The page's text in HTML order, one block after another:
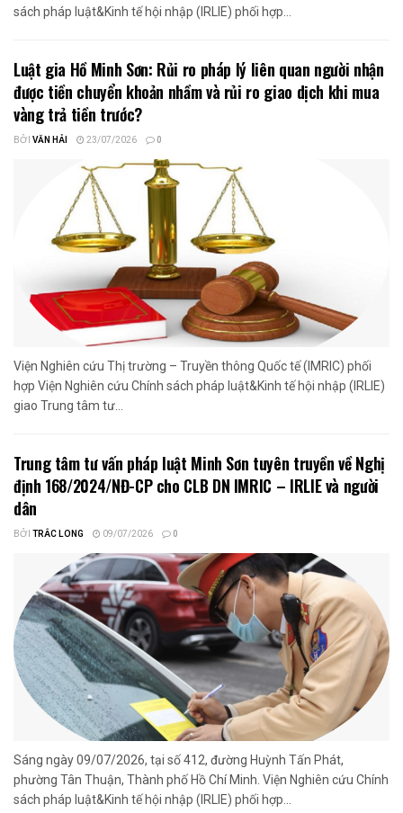
sách pháp luật&Kinh tế hội nhập (IRLIE) phối hợp...
Luật gia Hồ Minh Sơn: Rủi ro pháp lý liên quan người nhận
được tiền chuyển khoản nhầm và rủi ro giao dịch khi mua
vàng trả tiền trước?
BỞI VĂN HẢI 23/07/2026 0
Viện Nghiên cứu Thị trường – Truyền thông Quốc tế (IMRIC) phối
hợp Viện Nghiên cứu Chính sách pháp luật&Kinh tế hội nhập (IRLIE)
giao Trung tâm tư...
Trung tâm tư vấn pháp luật Minh Sơn tuyên truyền về Nghị
định 168/2024/NĐ-CP cho CLB DN IMRIC – IRLIE và người
dân
BỞI TRẮC LONG 09/07/2026 0
Sáng ngày 09/07/2026, tại số 412, đường Huỳnh Tấn Phát,
phường Tân Thuận, Thành phố Hồ Chí Minh. Viện Nghiên cứu Chính
sách pháp luật&Kinh tế hội nhập (IRLIE) phối hợp...